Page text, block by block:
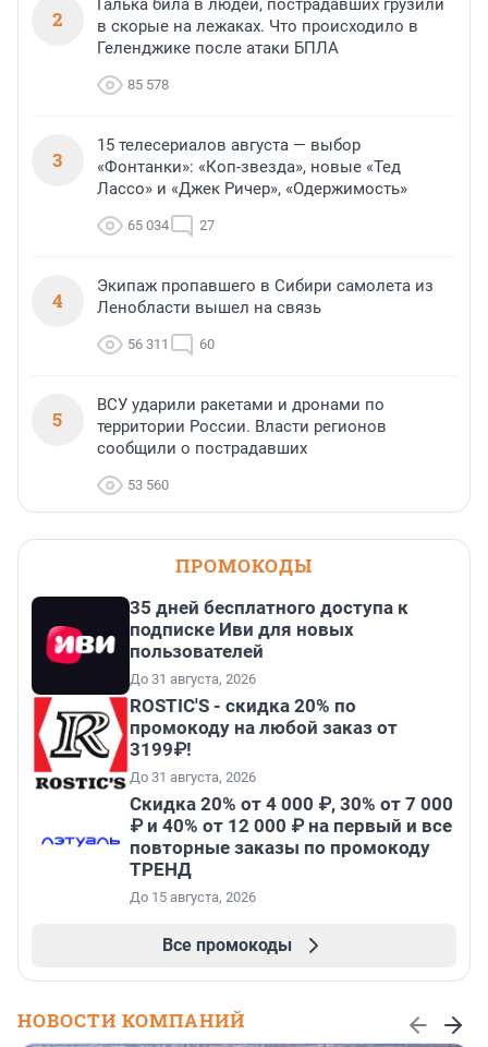
2
Галька била в людей, пострадавших грузили
в скорые на лежаках. Что происходило в
Геленджике после атаки БПЛА
85 578
3
15 телесериалов августа — выбор
«Фонтанки»: «Коп-звезда», новые «Тед
Лассо» и «Джек Ричер», «Одержимость»
65 034 27
4
Экипаж пропавшего в Сибири самолета из
Ленобласти вышел на связь
56 311 60
5
ВСУ ударили ракетами и дронами по
территории России. Власти регионов
сообщили о пострадавших
53 560
ПРОМОКОДЫ
35 дней бесплатного доступа к
подписке Иви для новых
пользователей
До 31 августа, 2026
ROSTIC'S - скидка 20% по
промокоду на любой заказ от
3199₽!
До 31 августа, 2026
Скидка 20% от 4 000 ₽, 30% от 7 000
₽ и 40% от 12 000 ₽ на первый и все
повторные заказы по промокоду
ТРЕНД
До 15 августа, 2026
Все промокоды
НОВОСТИ КОМПАНИЙ